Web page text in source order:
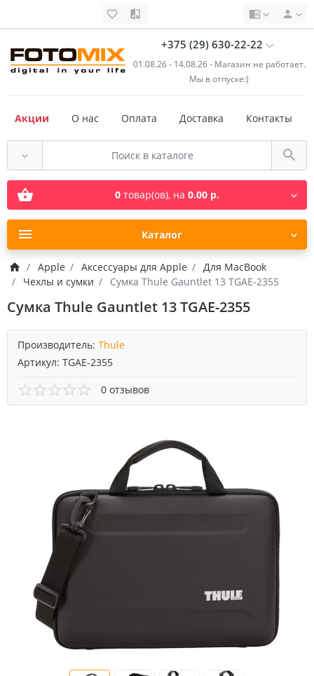
+375 (29) 630-22-22
01.08.26 - 14.08.26 - Магазин не работает.
Мы в отпуске:)
Акции О нас Оплата Доставка Контакты
0товар(ов), на 0.00 р.
Каталог
Apple Аксессуары для Apple
Для MacBook
Чехлы и сумки
Сумка Thule Gauntlet 13 TGAE-2355
Сумка Thule Gauntlet 13 TGAE-2355
Производитель: Thule
Артикул: TGAE-2355
0 отзывов